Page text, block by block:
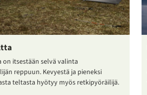
itsestään selvä valinta
reppuun. Kevyestä ja pieneksi
teltasta hyötyy myös retkipyöräilijä.